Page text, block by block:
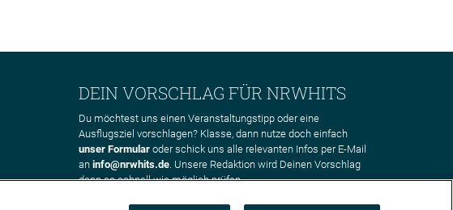
DEIN VORSCHLAG FÜR NRWHITS
Du möchtest uns einen Veranstaltungstipp oder eine
Ausflugsziel vorschlagen? Klasse, dann nutze doch einfach
unser Formular oder schick uns alle relevanten Infos per E-Mail
an info@nrwhits.de. Unsere Redaktion wird Deinen Vorschlag
dann so schnell wie möglich prüfen.